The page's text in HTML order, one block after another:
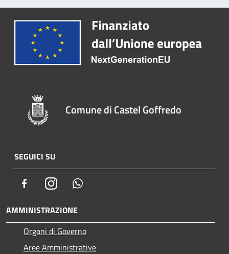
Comune di Castel Goffredo
SEGUICI SU
FacebookInstagram
AMMINISTRAZIONE
Organi di Governo
Aree Amministrative